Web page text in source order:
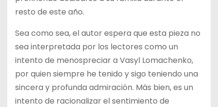
resto de este año.
Sea como sea, el autor espera que esta pieza no
sea interpretada por los lectores como un
intento de menospreciar a Vasyl Lomachenko,
por quien siempre he tenido y sigo teniendo una
sincera y profunda admiración. Más bien, es un
intento de racionalizar el sentimiento de